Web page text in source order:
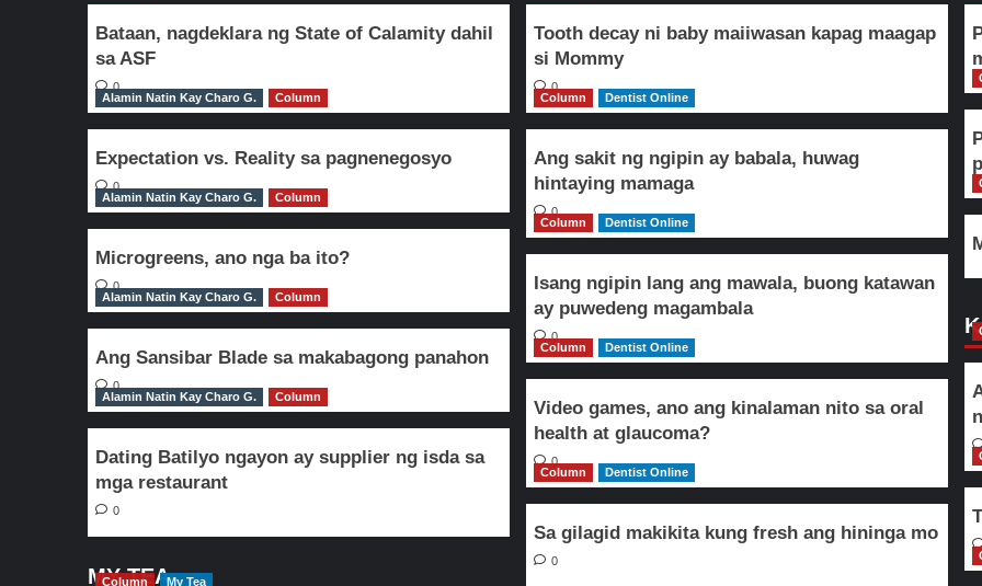
Bataan, nagdeklara ng State of Calamity dahil
sa ASF
0
Alamin Natin Kay Charo G.
Column
Expectation vs. Reality sa pagnenegosyo
0
Alamin Natin Kay Charo G.
Column
Microgreens, ano nga ba ito?
0
Alamin Natin Kay Charo G.
Column
Ang Sansibar Blade sa makabagong panahon
0
Alamin Natin Kay Charo G.
Column
Dating Batilyo ngayon ay supplier ng isda sa
mga restaurant
0
MY TEA
Column My Tea
Tooth decay ni baby maiiwasan kapag maagap
si Mommy
0
Column
Dentist Online
Ang sakit ng ngipin ay babala, huwag
hintaying mamaga
0
Column
Dentist Online
Isang ngipin lang ang mawala, buong katawan
ay puwedeng magambala
0
Column
Dentist Online
Video games, ano ang kinalaman nito sa oral
health at glaucoma?
0
Column
Dentist Online
Sa gilagid makikita kung fresh ang hininga mo
0